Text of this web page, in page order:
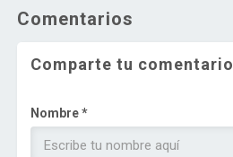
Comentarios
Comparte tu comentario
Nombre *